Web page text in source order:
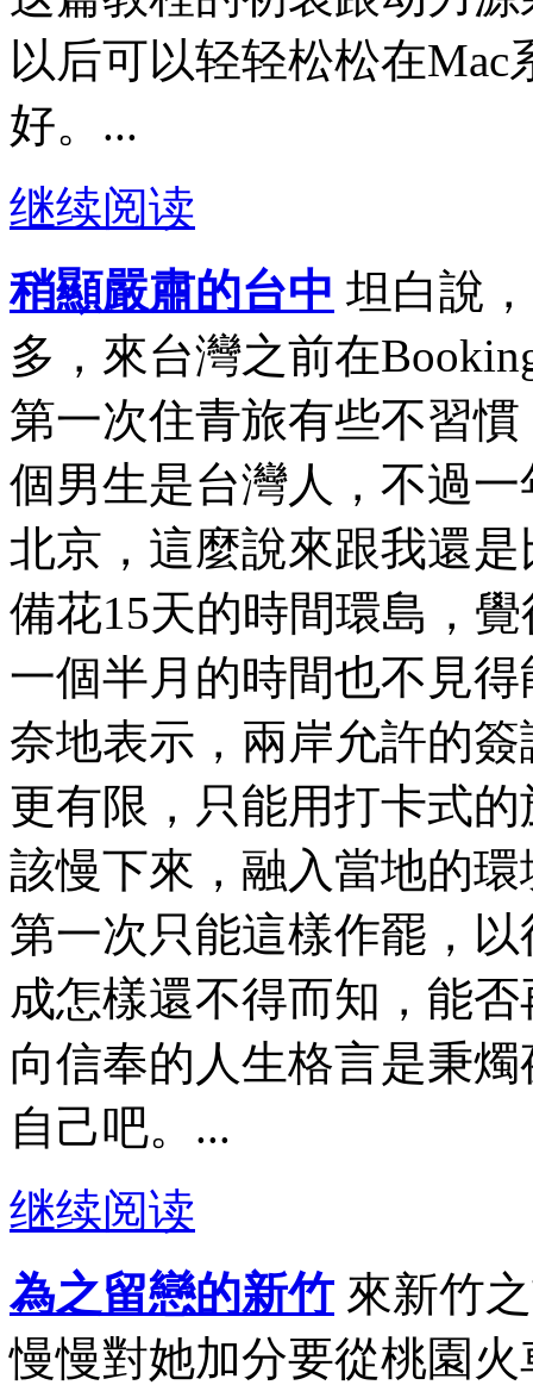
以后可以轻轻松松在
好。...
继续阅读
稍顯嚴肅的台中 坦白說
多，來台灣之前在
第一次住青旅有些不習
個男生是台灣人，不過
北京，這麼說來跟我還
備花15天的時間環島，
一個半月的時間也不見
奈地表示，兩岸允許的
更有限，只能用打卡式
該慢下來，融入當地的
第一次只能這樣作罷，
成怎樣還不得而知，能
向信奉的人生格言是秉
自己吧。...
继续阅读
為之留戀的新竹 來新竹
慢慢對她加分要從桃園